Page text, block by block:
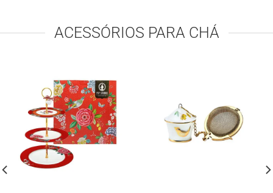
ACESSÓRIOS PARA CHÁ